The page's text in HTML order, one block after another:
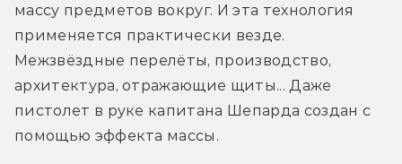
массу предметов вокруг. И эта технология
применяется практически везде.
Межзвёздные перелёты, производство,
архитектура, отражающие щиты... Даже
пистолет в руке капитана Шепарда создан с
помощью эффекта массы.